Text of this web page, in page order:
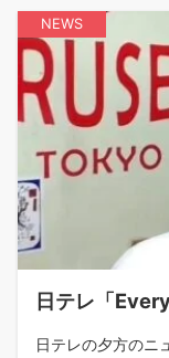
NEWS
日テレ「
日テレの夕方のニ